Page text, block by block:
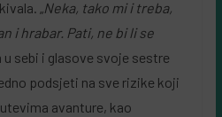
„Neka, tako mi i treba,
i hrabar. Pati, ne bi li se
u sebi i glasove svoje sestre
podsjeti na sve rizike koji
avanture, kao